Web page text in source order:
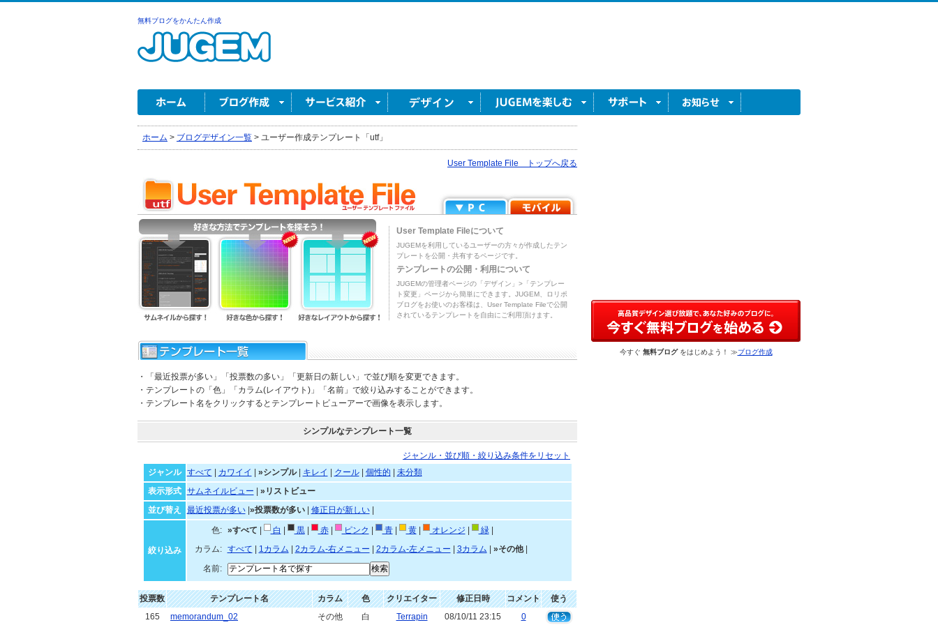
無料ブログをかんたん作成
ホーム > ブログデザイン一覧 > ユーザー作成テンプレート「utf」
User Template File トップへ戻る
User Template Fileについて
JUGEMを利用しているユーザーの方々が作成したテン
プレートを公開・共有するページです。
テンプレートの公開・利用について
JUGEMの管理者ページの「デザイン」>「テンプレー
ト変更」ページから簡単にできます。JUGEM、ロリポ
ブログをお使いのお客様は、User Template Fileで公開
されているテンプレートを自由にご利用頂けます。
・「最近投票が多い」「投票数の多い」「更新日の新しい」で並び順を変更できます。
・テンプレートの「色」「カラム(レイアウト)」「名前」で絞り込みすることができます。
・テンプレート名をクリックするとテンプレートビューアーで画像を表示します。
シンプルなテンプレート一覧
ジャンル・並び順・絞り込み条件をリセット
ジャンル
すべて カワイイ »シンプル| キレイ クール| 個性的
未分類
表示形式
サムネイルビュー
»リストビュー
並び替え
最近投票が多い| »投票数が多い| 修正日が新しい|
絞り込み
色: »すべて 白 黒| 赤| ピンク 青| 黄| オレンジ 緑|
カラム:
すべて 1カラム 2カラム-右メニュー 2カラム-左メニュー 3カラム »その他|
名前:
投票数 テンプレート名 カラム 色 クリエイター 修正日時 コメント
使う
165
memorandum_02 その他 白 Terrapin 08/10/11 23:15
0
今すぐ 無料ブログをはじめよう！ ≫ブログ作成